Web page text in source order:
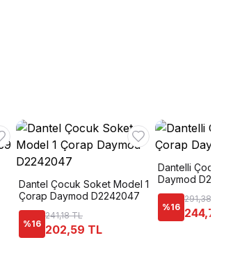
Dantel Çocuk Soket Model 1
Çorap Daymod D2242047
%16
241,18 TL
202,59 TL
Dantelli Çocuk
Daymod
%16
291,38 TL
244,75